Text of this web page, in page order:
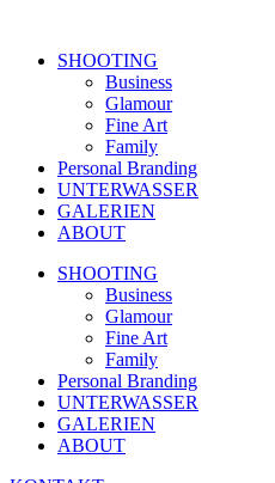
SHOOTING
Business
Glamour
Fine Art
Family
Personal Branding
UNTERWASSER
GALERIEN
ABOUT
SHOOTING
Business
Glamour
Fine Art
Family
Personal Branding
UNTERWASSER
GALERIEN
ABOUT